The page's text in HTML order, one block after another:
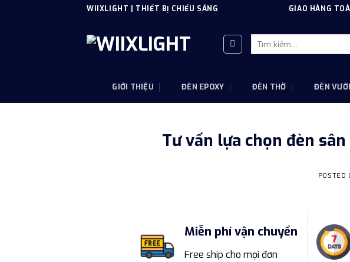
WIIXLIGHT | THIẾT BỊ CHIẾU SÁNG GIAO HÀNG
Tìm
kiếm:
GIỚI THIỆU ĐÈN EPOXY ĐÈN THỜ ĐÈN
Tư vấn lựa chọn đèn
POSTED
Miễn phí vận chuyển
Free ship cho mọi đơn